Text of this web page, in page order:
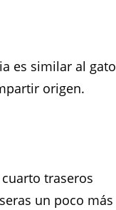
es similar al gato
origen.
traseros
un poco más